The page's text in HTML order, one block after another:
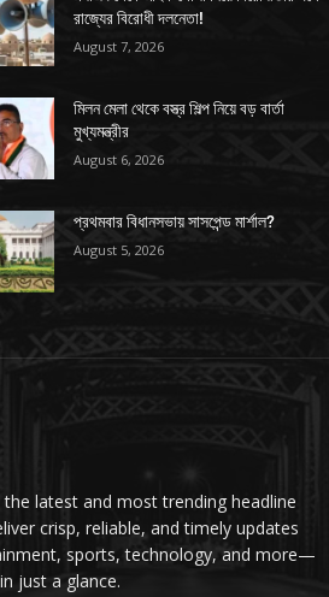
রাজ্যের বিরোধী দলনেতা!
August 7, 2026
মিলন মেলা থেকে বস্ত্র শিল্প নিয়ে বড় বার্তা
মুখ্যমন্ত্রীর
August 6, 2026
প্রথমবার বিধানসভায় সাসপেন্ড মার্শাল?
August 5, 2026
latest and most trending headline
crisp, reliable, and timely updates
sports, technology, and more—
just a glance.